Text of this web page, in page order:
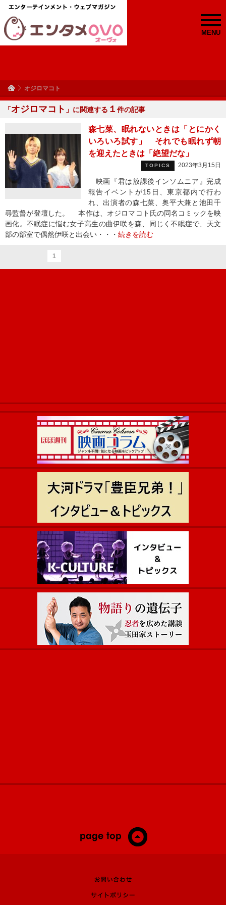
MENU
オジロマコト
「オジロマコト 」に関連する １ 件の記事
森七菜、眠れないときは「とにかく
いろいろ試す」 それでも眠れず朝
を迎えたときは「絶望だな」
TOPICS 2023年3月15日
映画『君は放課後インソムニア』完成
報告イベントが15日、東京都内で行わ
れ、出演者の森七菜、奥平大兼と池田千
尋監督が登壇した。 本作は、オジロマコト氏の同名コミックを映
画化。不眠症に悩む女子高生の曲伊咲を森、同じく不眠症で、天文
部の部室で偶然伊咲と出会い・・・ 続きを読む
1